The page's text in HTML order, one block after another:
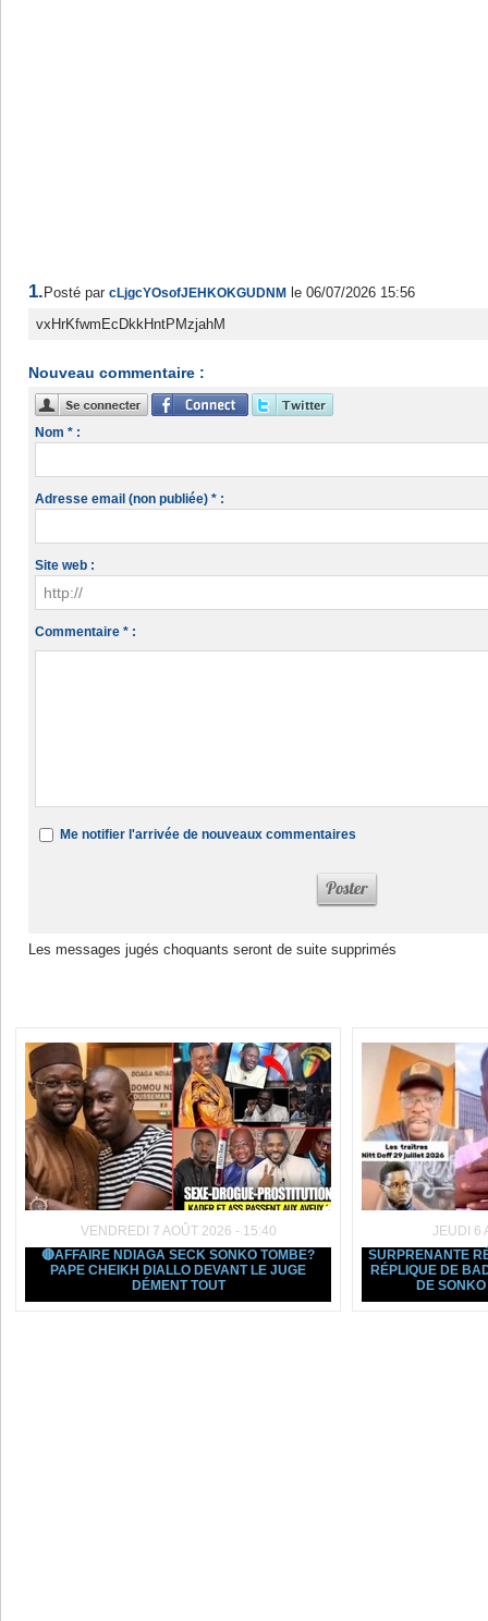
1. Posté parcLjgcYOsofJEHKOKGUDNM
le 06/07/2026 15:56
vxHrKfwmEcDkkHntPMzjahM
Nouveau commentaire :
Nom * :
Adresse email (non publiée) * :
Site web :
Commentaire * :
Me notifier l'arrivée de nouveaux commentaires
Les messages jugés choquants seront de suite supprimés
VENDREDI 7 AOÛT 2026 - 15:40
🔴AFFAIRE NDIAGA SECK SONKO TOMBE?
PAPE CHEIKH DIALLO DEVANT LE JUGE
DÉMENT TOUT
JEUDI 6
SURPRENANTE
RÉPLIQUE DE
DE